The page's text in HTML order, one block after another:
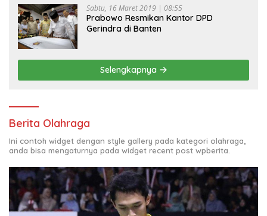
Sabtu, 16 Maret 2019 | 08:55
Prabowo Resmikan Kantor DPD
Gerindra di Banten
Selengkapnya
Berita Olahraga
Ini contoh widget dengan style gallery pada kategori olahraga,
anda bisa mengaturnya pada widget recent post wpberita.